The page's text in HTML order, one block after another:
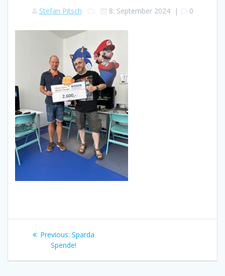
Stefan Pitsch 8. September 2024| 0
Beitragsnavigation
Previous: Previous
post:
Sparda
Spende!